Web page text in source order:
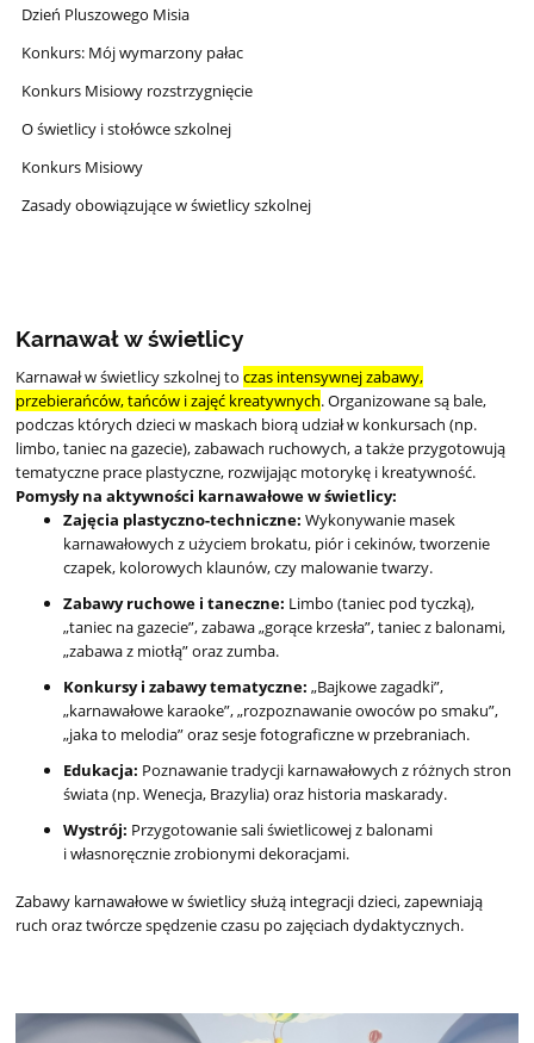
Dzień Pluszowego Misia
Konkurs: Mój wymarzony pałac
Konkurs Misiowy rozstrzygnięcie
O świetlicy i stołówce szkolnej
Konkurs Misiowy
Zasady obowiązujące w świetlicy szkolnej
Karnawał w świetlicy
Karnawał w świetlicy szkolnej to czas intensywnej zabawy,
przebierańców, tańców i zajęć kreatywnych. Organizowane są bale,
podczas których dzieci w maskach biorą udział w konkursach (np.
limbo, taniec na gazecie), zabawach ruchowych, a także przygotowują
tematyczne prace plastyczne, rozwijając motorykę i kreatywność.
Pomysły na aktywności karnawałowe w świetlicy:
Zajęcia plastyczno-techniczne: Wykonywanie masek
karnawałowych z użyciem brokatu, piór i cekinów, tworzenie
czapek, kolorowych klaunów, czy malowanie twarzy.
Zabawy ruchowe i taneczne: Limbo (taniec pod tyczką),
„taniec na gazecie”, zabawa „gorące krzesła”, taniec z balonami,
„zabawa z miotłą” oraz zumba.
Konkursy i zabawy tematyczne: „Bajkowe zagadki”,
„karnawałowe karaoke”, „rozpoznawanie owoców po smaku”,
„jaka to melodia” oraz sesje fotograficzne w przebraniach.
Edukacja: Poznawanie tradycji karnawałowych z różnych stron
świata (np. Wenecja, Brazylia) oraz historia maskarady.
Wystrój: Przygotowanie sali świetlicowej z balonami
i własnoręcznie zrobionymi dekoracjami.
Zabawy karnawałowe w świetlicy służą integracji dzieci, zapewniają
ruch oraz twórcze spędzenie czasu po zajęciach dydaktycznych.